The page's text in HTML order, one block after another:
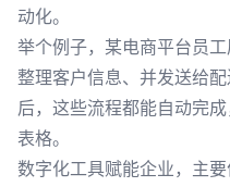
动化。
举个例子，某电商平台员
整理客户信息、并发送给
后，这些流程都能自动完
表格。
数字化工具赋能企业，主要